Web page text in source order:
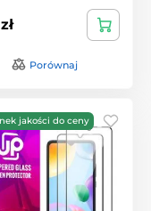
Porównaj
jakości do ceny